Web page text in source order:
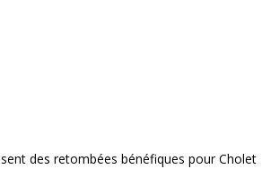
des retombées bénéfiques pour Cholet